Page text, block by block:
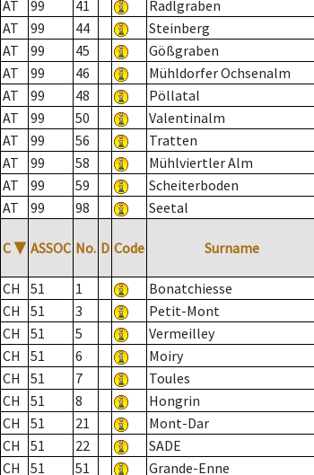
AT
99 41 Radlgraben
AT
99 44 Steinberg
AT
99 45 Gößgraben
AT
99 46 Mühldorfer Ochsenalm
AT
99 48 Pöllatal
AT
99 50 Valentinalm
AT
99 56 Tratten
AT
99 58 Mühlviertler Alm
AT
99 59 Scheiterboden
AT
99 98 Seetal
C ▼ ASSOC No. D Code Surname
CH
51 1 Bonatchiesse
CH
51 3 Petit-Mont
CH
51 5 Vermeilley
CH
51 6 Moiry
CH
51 7 Toules
CH
51 8 Hongrin
CH
51 21 Mont-Dar
CH
51 22 SADE
CH
51 51 Grande-Enne